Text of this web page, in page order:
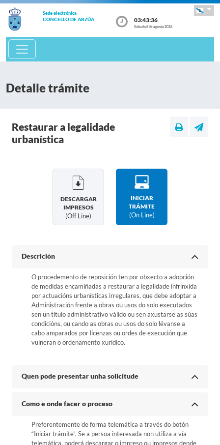
Sede electrónica
CONCELLO DE ARZÚA 03:43:36
Sábado 8 de agosto 2026
Detalle trámite
Restaurar a legalidade
urbanística
DESCARGAR
IMPRESOS
(off Line)
INICIAR
TRÁMITE
(on Line)
Descrición
O procedemento de reposición ten por obxecto a adopción
de medidas encamiñadas a restaurar a legalidade infrinxida
por actuacións urbanísticas irregulares, que debe adoptar a
Administración frente a obras ou usos do solo executados
sen un título administrativo válido ou sen axustarse as súas
condicións, ou cando as obras ou usos do solo lévanse a
cabo amparados por licenzas ou ordes de execución que
vulneran o ordenamento xurídico.
Quen pode presentar unha solicitude
Como e onde facer o proceso
Preferentemente de forma telemática a través do botón
“Iniciar trámite”. Se a persoa interesada non utiliza a vía
telemática, poderá descargar o impreso ou impresos dende